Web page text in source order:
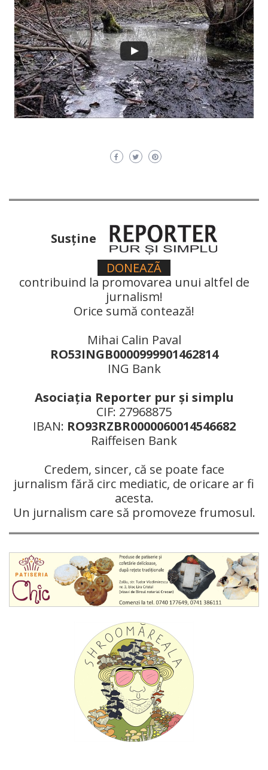
Susţine
DONEAZÃ
contribuind la promovarea unui altfel de
jurnalism!
Orice sumă contează!
Mihai Calin Paval
RO53INGB0000999901462814
ING Bank
Asociaţia Reporter pur şi simplu
CIF: 27968875
IBAN: RO93RZBR0000060014546682
Raiffeisen Bank
Credem, sincer, că se poate face
jurnalism fără circ mediatic, de oricare ar fi
acesta.
Un jurnalism care să promoveze frumosul.